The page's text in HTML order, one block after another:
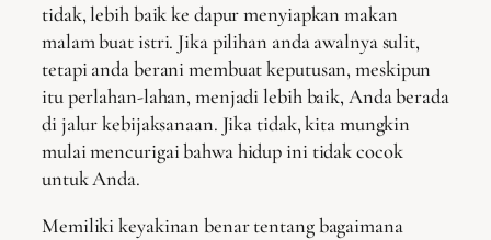
tidak, lebih baik ke dapur menyiapkan makan
malam buat istri. Jika pilihan anda awalnya sulit,
tetapi anda berani membuat keputusan, meskipun
itu perlahan-lahan, menjadi lebih baik, Anda berada
di jalur kebijaksanaan. Jika tidak, kita mungkin
mulai mencurigai bahwa hidup ini tidak cocok
untuk Anda.
Memiliki keyakinan benar tentang bagaimana